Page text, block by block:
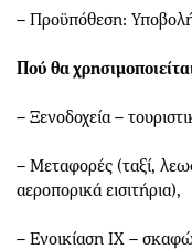
– Προϋπόθεση:
Πού θα
– Ξενοδοχεία –
– Μεταφορές (ταξί,
αεροπορικά εισιτήρια),
– Ενοικίαση ΙΧ –